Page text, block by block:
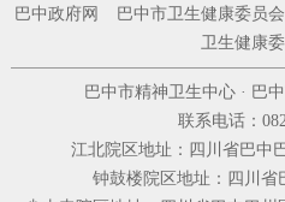
巴中政府网 巴中市卫生健康委员会
卫生健康
巴中市精神卫生中心 · 巴
联系电话：
江北院区地址：四川省巴中
钟鼓楼院区地址：四川省